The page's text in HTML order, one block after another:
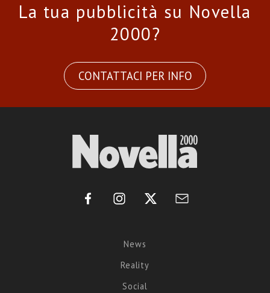
La tua pubblicità su Novella
2000?
CONTATTACI PER INFO
News
Reality
Social